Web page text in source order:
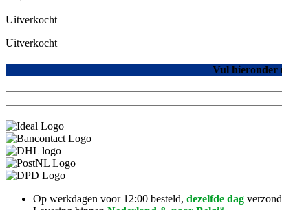
Uitverkocht
Uitverkocht
Vul hieronder
Op werkdagen voor 12:00 besteld, dezelfde dag